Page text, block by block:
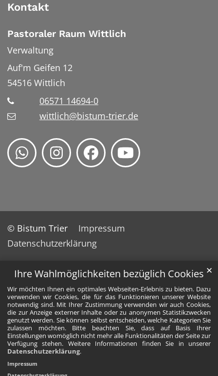
Ihre Wahlmöglichkeiten bezüglich Cookies
Wir möchten Ihnen ein optimales Webseiten-Erlebnis zu bieten. Dazu
verwenden wir Cookies, die für das Funktionieren unserer Website
notwendig sind. Mit Ihrer Zustimmung verwenden wir auch Cookies,
die zur Anzeige externer Inhalte oder zu anonymen Statistikzwecken
genutzt werden. Sie können selbst entscheiden, welche Kategorien Sie
zulassen möchten. Bitte beachten Sie, dass auf Basis Ihrer
Einstellungen womöglich nicht mehr alle Funktionalitäten der Seite zur
Verfügung stehen. Weitere Informationen finden Sie in unserer
Datenschutzerklärung.
✕
Impressum
Kontakt
Pastoraler Raum Wittlich
Verwaltung
Auf'm Geifen 12
54516 Wittlich
06571 14694-0
wittlich@bistum-trier.de
© Bistum Trier
Impressum
Datenschutzerklärung